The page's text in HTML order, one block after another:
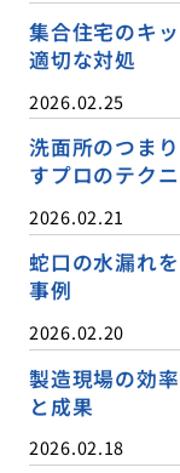
集合住宅のキ
適切な対処
2026.02.25
洗面所のつま
すプロのテク
2026.02.21
蛇口の水漏れ
事例
2026.02.20
製造現場の効
と成果
2026.02.18